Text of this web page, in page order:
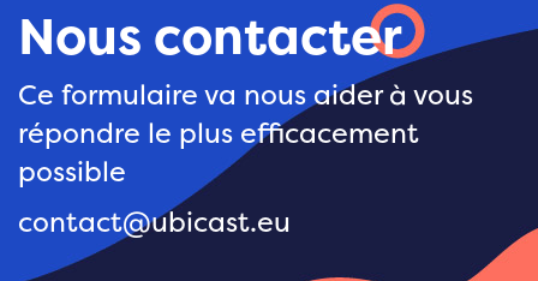
Nous contacter
Ce formulaire va nous aider à vous
répondre le plus efficacement
possible
contact@ubicast.eu